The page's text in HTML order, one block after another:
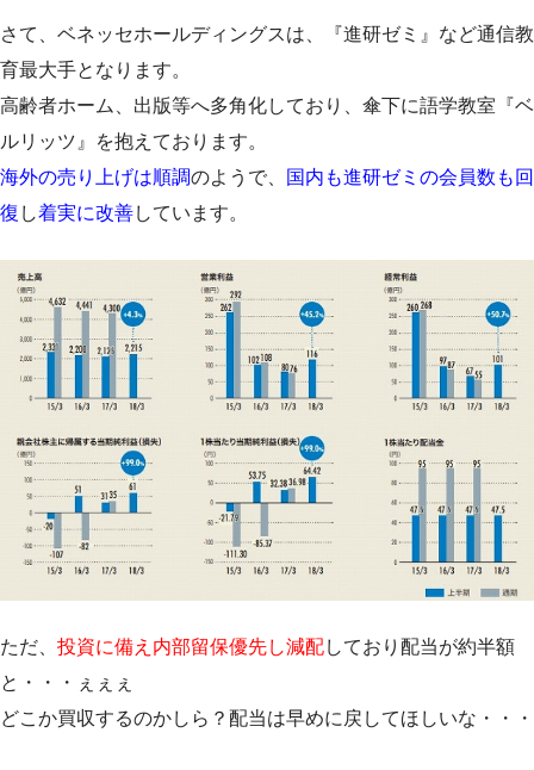
さて、ベネッセホールディングスは、『進研ゼミ』など通信教
育最大手となります。
高齢者ホーム、出版等へ多角化しており、傘下に語学教室『ベ
ルリッツ』を抱えております。
海外の売り上げは順調のようで、
国内も進研ゼミの会員数も回
復 し着実に改善しています。
ただ、 投資に備え内部留保優先し減配しており配当が約半額
と・・・ぇぇぇ
どこか買収するのかしら？配当は早めに戻してほしいな・・・